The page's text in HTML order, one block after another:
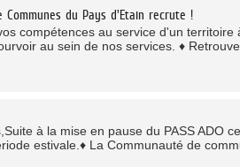
Communes du Pays d'Etain recrute !
compétences au service d'un
au sein de nos services. ♦
à la mise en pause du PASS ADO
estivale.♦ La Communauté de